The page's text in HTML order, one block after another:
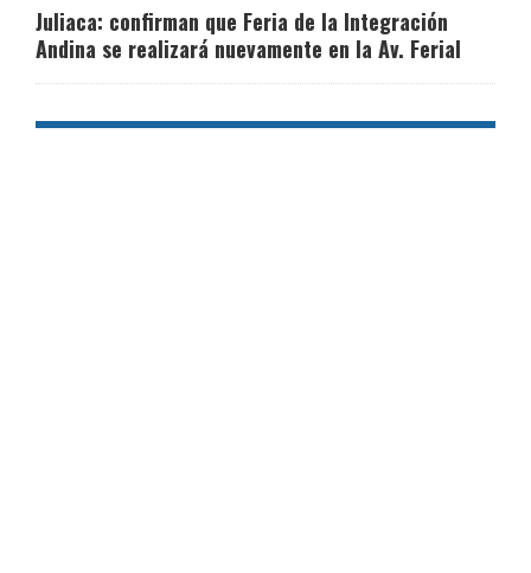
Juliaca: confirman que Feria de la Integración
Andina se realizará nuevamente en la Av. Ferial